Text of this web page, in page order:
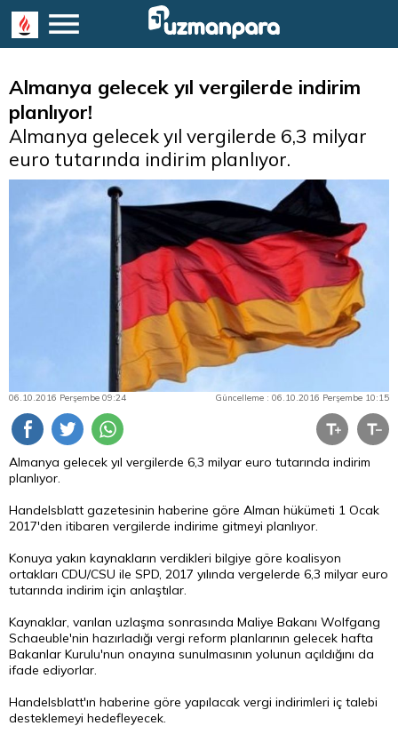
Almanya gelecek yıl vergilerde indirim
planlıyor!
Almanya gelecek yıl vergilerde 6,3 milyar
euro tutarında indirim planlıyor.
06.10.2016 Perşembe 09:24 Güncelleme : 06.10.2016 Perşembe 10:15
Almanya gelecek yıl vergilerde 6,3 milyar euro tutarında indirim
planlıyor.
Handelsblatt gazetesinin haberine göre Alman hükümeti 1 Ocak
2017'den itibaren vergilerde indirime gitmeyi planlıyor.
Konuya yakın kaynakların verdikleri bilgiye göre koalisyon
ortakları CDU/CSU ile SPD, 2017 yılında vergelerde 6,3 milyar euro
tutarında indirim için anlaştılar.
Kaynaklar, varılan uzlaşma sonrasında Maliye Bakanı Wolfgang
Schaeuble'nin hazırladığı vergi reform planlarının gelecek hafta
Bakanlar Kurulu'nun onayına sunulmasının yolunun açıldığını da
ifade ediyorlar.
Handelsblatt'ın haberine göre yapılacak vergi indirimleri iç talebi
desteklemeyi hedefleyecek.